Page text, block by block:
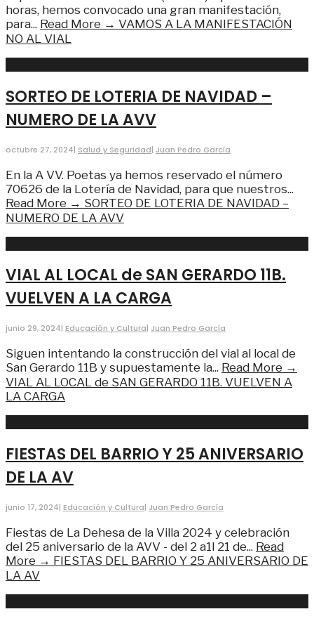
horas, hemos convocado una gran manifestación,
para... Read More → VAMOS A LA MANIFESTACIÓN
NO AL VIAL
SORTEO DE LOTERIA DE NAVIDAD –
NUMERO DE LA AVV
octubre 27, 2024| Salud y Seguridad| Juan Pedro García
En la A VV. Poetas ya hemos reservado el número​
70626​ de la Lotería de Navidad, para que nuestros...
Read More → SORTEO DE LOTERIA DE NAVIDAD –
NUMERO DE LA AVV
VIAL AL LOCAL de SAN GERARDO 11B.
VUELVEN A LA CARGA
junio 29, 2024| Educación y Cultura| Juan Pedro García
Siguen intentando la construcción del vial al local de
San Gerardo 11B y supuestamente la... Read More →
VIAL AL LOCAL de SAN GERARDO 11B. VUELVEN A
LA CARGA
FIESTAS DEL BARRIO Y 25 ANIVERSARIO
DE LA AV
junio 17, 2024| Educación y Cultura| Juan Pedro García
Fiestas de La Dehesa de la Villa 2024 y celebración
del 25 aniversario de la AVV - del 2 a1l 21 de... Read
More → FIESTAS DEL BARRIO Y 25 ANIVERSARIO DE
LA AV